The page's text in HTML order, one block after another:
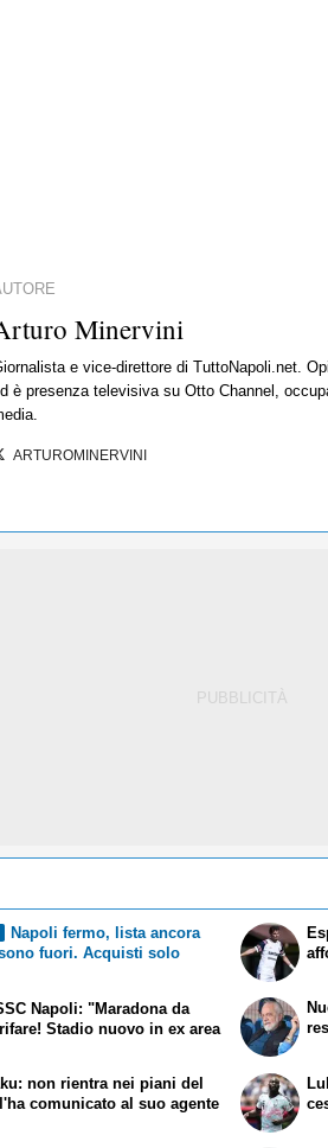
Minervini
e vice-direttore di TuttoNapoli.net.
è presenza televisiva su Otto Channel,
ARTUROMINERVINI
Napoli fermo, lista ancora
fuori. Acquisti solo
Napoli: "Maradona da
Stadio nuovo in ex area
non rientra nei piani del
comunicato al suo agente